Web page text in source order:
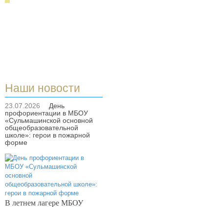
Наши новости
23.07.2026
День
профориентации в МБОУ
«Сульмашинской основной
общеобразовательной
школе»: герои в пожарной
форме
В летнем лагере МБОУ